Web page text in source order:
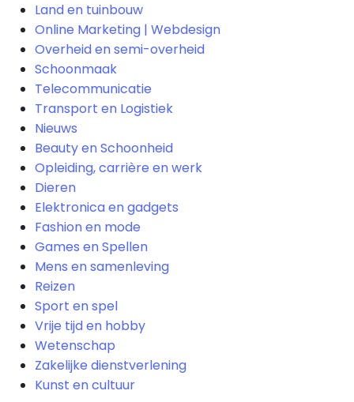
Land en tuinbouw
Online Marketing | Webdesign
Overheid en semi-overheid
Schoonmaak
Telecommunicatie
Transport en Logistiek
Nieuws
Beauty en Schoonheid
Opleiding, carrière en werk
Dieren
Elektronica en gadgets
Fashion en mode
Games en Spellen
Mens en samenleving
Reizen
Sport en spel
Vrije tijd en hobby
Wetenschap
Zakelijke dienstverlening
Kunst en cultuur